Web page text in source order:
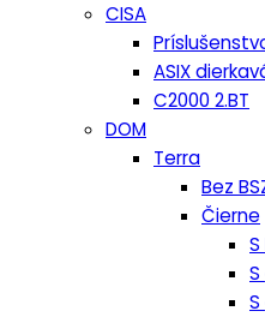
CISA
ASIX
C2000 2.BT
DOM
Terra
Bez
Čierne